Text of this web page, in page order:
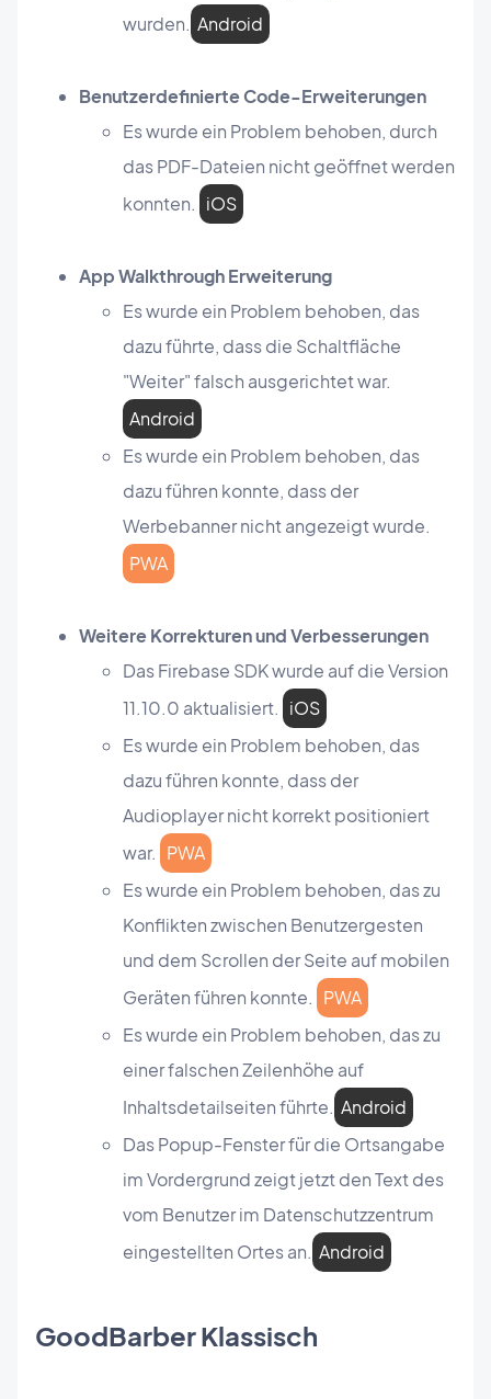
wurden. Android
Benutzerdefinierte Code-Erweiterungen
Es wurde ein Problem behoben, durch
das PDF-Dateien nicht geöffnet werden
konnten. iOS
App Walkthrough Erweiterung
Es wurde ein Problem behoben, das
dazu führte, dass die Schaltfläche
"Weiter" falsch ausgerichtet war.
Android
Es wurde ein Problem behoben, das
dazu führen konnte, dass der
Werbebanner nicht angezeigt wurde.
PWA
Weitere Korrekturen und Verbesserungen
Das Firebase SDK wurde auf die Version
11.10.0 aktualisiert. iOS
Es wurde ein Problem behoben, das
dazu führen konnte, dass der
Audioplayer nicht korrekt positioniert
war. PWA
Es wurde ein Problem behoben, das zu
Konflikten zwischen Benutzergesten
und dem Scrollen der Seite auf mobilen
Geräten führen konnte. PWA
Es wurde ein Problem behoben, das zu
einer falschen Zeilenhöhe auf
Inhaltsdetailseiten führte. Android
Das Popup-Fenster für die Ortsangabe
im Vordergrund zeigt jetzt den Text des
vom Benutzer im Datenschutzzentrum
eingestellten Ortes an. Android
GoodBarber Klassisch